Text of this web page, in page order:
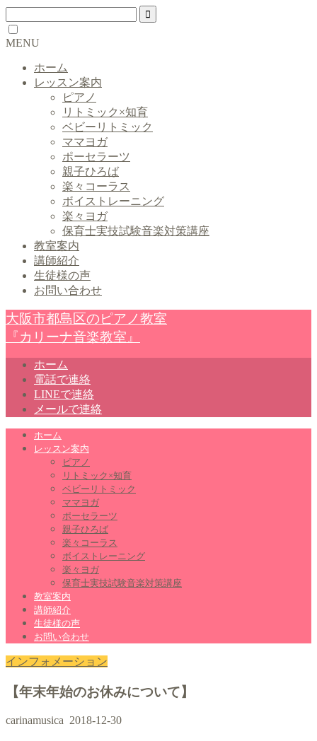
MENU
ホーム
レッスン案内
ピアノ
リトミック×知育
ベビーリトミック
ママヨガ
ポーセラーツ
親子ひろば
楽々コーラス
ボイストレーニング
楽々ヨガ
保育士実技試験音楽対策講座
教室案内
講師紹介
生徒様の声
お問い合わせ
大阪市都島区のピアノ教室
『カリーナ音楽教室』
ホーム
電話で連絡
LINEで連絡
メールで連絡
ホーム
レッスン案内
ピアノ
リトミック×知育
ベビーリトミック
ママヨガ
ポーセラーツ
親子ひろば
楽々コーラス
ボイストレーニング
楽々ヨガ
保育士実技試験音楽対策講座
教室案内
講師紹介
生徒様の声
お問い合わせ
インフォメーション
【年末年始のお休みについて】
carinamusica 2018-12-30